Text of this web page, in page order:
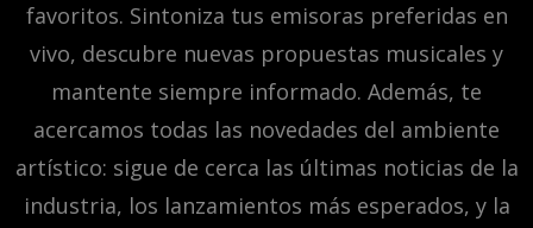
favoritos. Sintoniza tus emisoras preferidas en
vivo, descubre nuevas propuestas musicales y
mantente siempre informado. Además, te
acercamos todas las novedades del ambiente
artístico: sigue de cerca las últimas noticias de la
industria, los lanzamientos más esperados, y la